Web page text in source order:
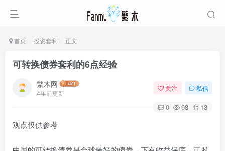
首页 投资套利 正文
可转换债券套利的6点经验
繁木网
4年前更新
关注 私信
0 68 13
观点仅供参考